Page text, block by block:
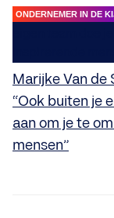
ONDERNEMER IN DE
Marijke Van de
“Ook buiten je
aan om je te
mensen”